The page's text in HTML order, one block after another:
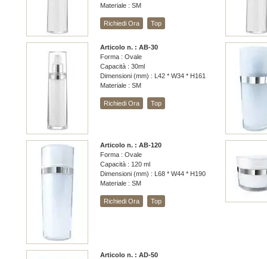
Materiale : SM
Richiedi Ora Top
Articolo n. : AB-30
Forma : Ovale
Capacità : 30ml
Dimensioni (mm) : L42 * W34 * H161
Materiale : SM
Richiedi Ora Top
Articolo n. : AB-120
Forma : Ovale
Capacità : 120 ml
Dimensioni (mm) : L68 * W44 * H190
Materiale : SM
Richiedi Ora Top
Articolo n. : AD-50